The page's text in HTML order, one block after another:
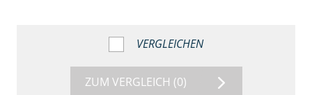
VERGLEICHEN
ZUM VERGLEICH (0)